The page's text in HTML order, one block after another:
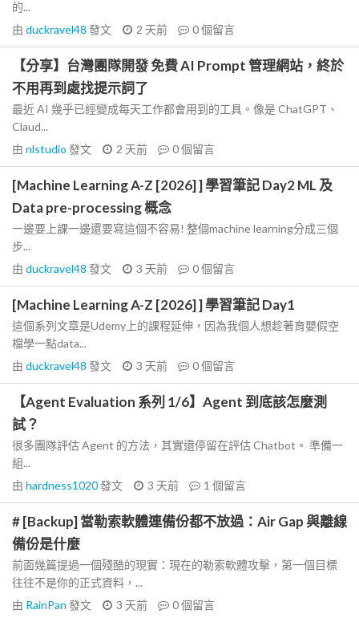
的...
由 duckravel48 發文 2 天前 0個留言
【分享】台灣團隊開發 免費 AI Prompt 管理網站，終於
不用再到處找提示詞了
最近 AI 幾乎已經變成每天工作都會用到的工具。像是 ChatGPT、
Claud...
由 nlstudio 發文 2 天前 0個留言
[Machine Learning A-Z [2026] ] 學習筆記 Day2 ML 及
Data pre-processing 概念
一邊要上課一邊還要寫這個不容易! 整個machine learning分成三個
步...
由 duckravel48 發文 3 天前 0個留言
[Machine Learning A-Z [2026] ] 學習筆記 Day1
這個系列文章是Udemy上的課程延伸，因為我個人想趁著育嬰假空
檔學一點data...
由 duckravel48 發文 3 天前 0個留言
【Agent Evaluation 系列 1/6】Agent 到底該怎麼測
試？
很多團隊評估 Agent 的方法，其實還停留在評估 Chatbot。 準備一
組...
由 hardness1020發文 3 天前 1 個留言
# [Backup] 當勒索軟體連備份都不放過：Air Gap 與離線
備份是什麼
前面幾篇提過一個殘酷的現實：現在的勒索軟體攻擊，第一個目標
往往不是你的正式資料，...
由 RainPan 發文 3 天前 0個留言